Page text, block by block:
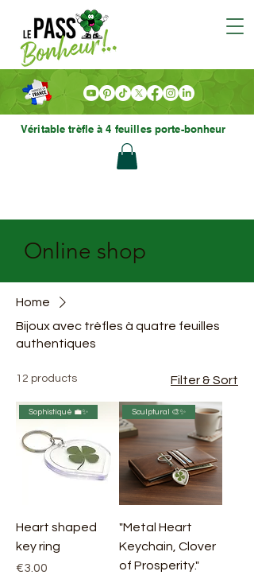
Véritable trèfle à 4 feuilles porte-bonheur
Online shop
Home
Bijoux avec trèfles à quatre feuilles
authentiques
12 products Filter & Sort
Sophistiqué 💼✨
Heart shaped
key ring
Price
€3.00
Sculptural 🎨✨
"Metal Heart
Keychain, Clover
of Prosperity."